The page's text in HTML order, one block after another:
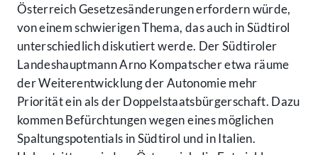
Österreich Gesetzesänderungen erfordern würde,
von einem schwierigen Thema, das auch in Südtirol
unterschiedlich diskutiert werde. Der Südtiroler
Landeshauptmann Arno Kompatscher etwa räume
der Weiterentwicklung der Autonomie mehr
Priorität ein als der Doppelstaatsbürgerschaft. Dazu
kommen Befürchtungen wegen eines möglichen
Spaltungspotentials in Südtirol und in Italien.